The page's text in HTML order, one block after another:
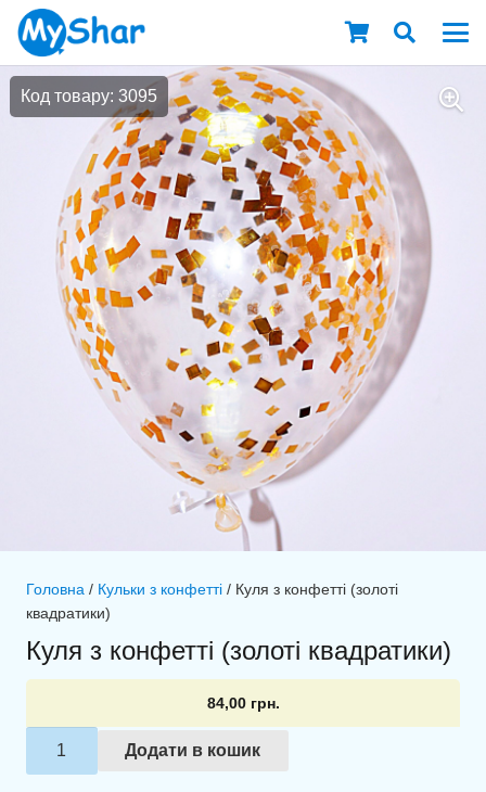
Код товару: 3095
Головна / Кульки з конфетті / Куля з конфетті (золоті
квадратики)
Куля з конфетті (золоті квадратики)
84,00 грн.
Куля
з
Додати в кошик